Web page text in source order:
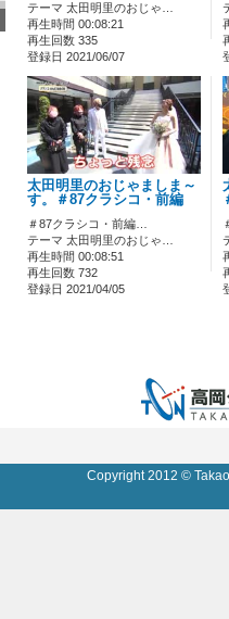
テーマ 太田明里のおじゃ…
再生時間 00:08:21
再生回数 335
登録日 2021/06/07
太田明里のおじゃましま～
す。＃87クラシコ・前編
＃87クラシコ・前編…
テーマ 太田明里のおじゃ…
再生時間 00:08:51
再生回数 732
登録日 2021/04/05
Copyright 2012 ©